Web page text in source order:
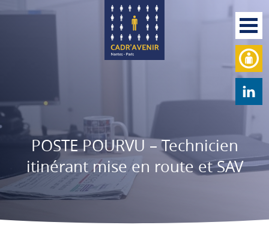
POSTE POURVU – Technicien
itinérant mise en route et SAV